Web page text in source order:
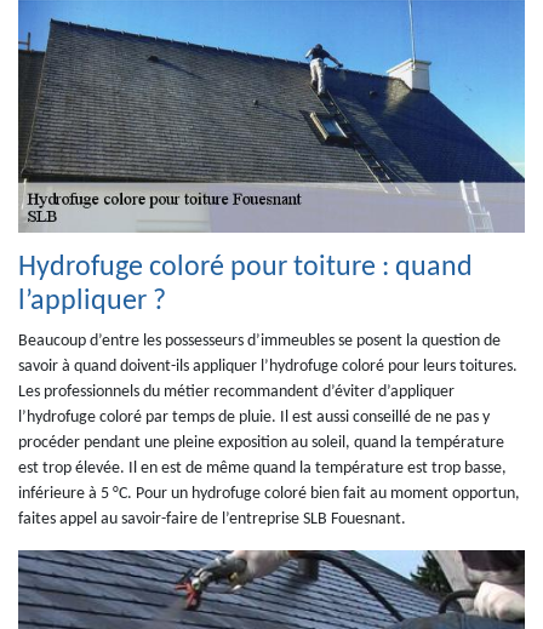
Hydrofuge coloré pour toiture : quand
l’appliquer ?
Beaucoup d’entre les possesseurs d’immeubles se posent la question de
savoir à quand doivent-ils appliquer l’hydrofuge coloré pour leurs toitures.
Les professionnels du métier recommandent d’éviter d’appliquer
l’hydrofuge coloré par temps de pluie. Il est aussi conseillé de ne pas y
procéder pendant une pleine exposition au soleil, quand la température
est trop élevée. Il en est de même quand la température est trop basse,
inférieure à 5 °C. Pour un hydrofuge coloré bien fait au moment opportun,
faites appel au savoir-faire de l’entreprise SLB Fouesnant.